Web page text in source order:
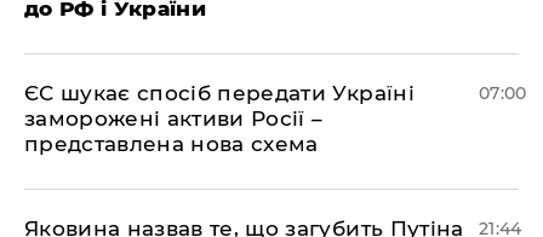
до РФ і України
ЄС шукає спосіб передати Україні
заморожені активи Росії –
представлена ​​нова схема
07:00
Яковина назвав те, що загубить Путіна
21:44